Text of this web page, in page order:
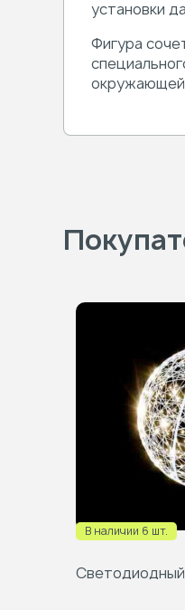
установки
Фигура
окружающей
В наличии 6 шт.